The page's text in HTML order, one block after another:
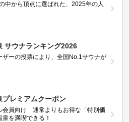
中から頂点に選ばれた、2025年の人
サウナランキング2026
ザーの投票により、全国No.1サウナが
プレミアムクーポン
会員向け 通常よりもお得な「特別価
を満喫できる！